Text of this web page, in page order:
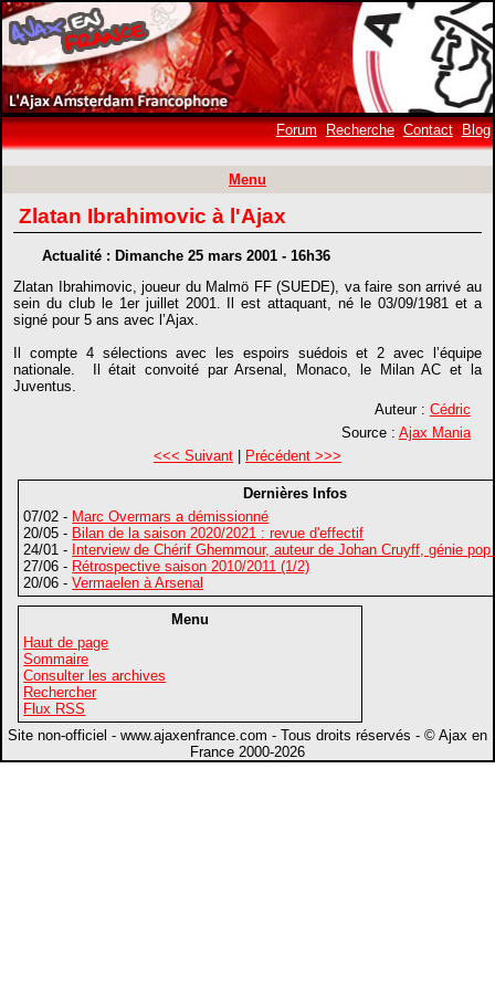
Forum Recherche Contact Blog
Menu
Zlatan Ibrahimovic à l'Ajax
Actualité : Dimanche 25 mars 2001 - 16h36
Zlatan Ibrahimovic, joueur du Malmö FF (SUEDE), va faire son arrivé au
sein du club le 1er juillet 2001. Il est attaquant, né le 03/09/1981 et a
signé pour 5 ans avec l’Ajax.
Il compte 4 sélections avec les espoirs suédois et 2 avec l’équipe
nationale. Il était convoité par Arsenal, Monaco, le Milan AC et la
Juventus.
Auteur : Cédric
Source : Ajax Mania
<<< Suivant| Précédent >>>
Dernières Infos
07/02 - Marc Overmars a démissionné
20/05 - Bilan de la saison 2020/2021 : revue d'effectif
24/01 - Interview de Chérif Ghemmour, auteur de Johan Cruyff, génie
27/06 - Rétrospective saison 2010/2011 (1/2)
20/06 -Vermaelen à Arsenal
Menu
Haut de page
Sommaire
Consulter les archives
Rechercher
Flux RSS
Site non-officiel - www.ajaxenfrance.com - Tous droits réservés - © Ajax en
France 2000-2026